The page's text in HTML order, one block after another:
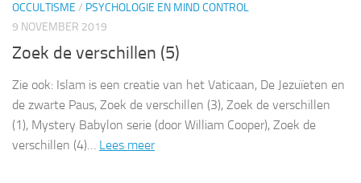
OCCULTISME / PSYCHOLOGIE EN MIND CONTROL
9 NOVEMBER 2019
Zoek de verschillen (5)
Zie ook: Islam is een creatie van het Vaticaan, De Jezuïeten en
de zwarte Paus, Zoek de verschillen (3), Zoek de verschillen
(1), Mystery Babylon serie (door William Cooper), Zoek de
verschillen (4)… Lees meer